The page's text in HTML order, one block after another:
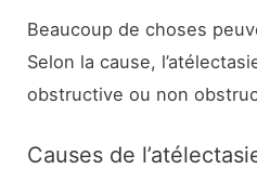
Beaucoup de choses
Selon la cause,
obstructive ou non
Causes de